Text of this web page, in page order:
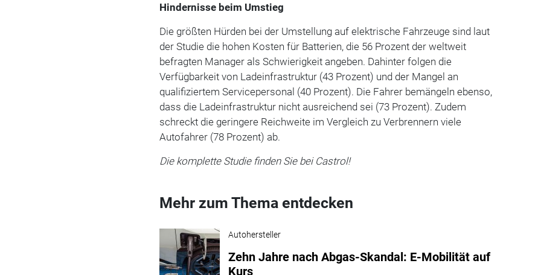
Hindernisse beim Umstieg
Die größten Hürden bei der Umstellung auf elektrische Fahrzeuge sind laut
der Studie die hohen Kosten für Batterien, die 56 Prozent der weltweit
befragten Manager als Schwierigkeit angeben. Dahinter folgen die
Verfügbarkeit von Ladeinfrastruktur (43 Prozent) und der Mangel an
qualifiziertem Servicepersonal (40 Prozent). Die Fahrer bemängeln ebenso,
dass die Ladeinfrastruktur nicht ausreichend sei (73 Prozent). Zudem
schreckt die geringere Reichweite im Vergleich zu Verbrennern viele
Autofahrer (78 Prozent) ab.
Die komplette Studie finden Sie bei Castrol!
Mehr zum Thema entdecken
Autohersteller
Zehn Jahre nach Abgas-Skandal: E-Mobilität auf
Kurs